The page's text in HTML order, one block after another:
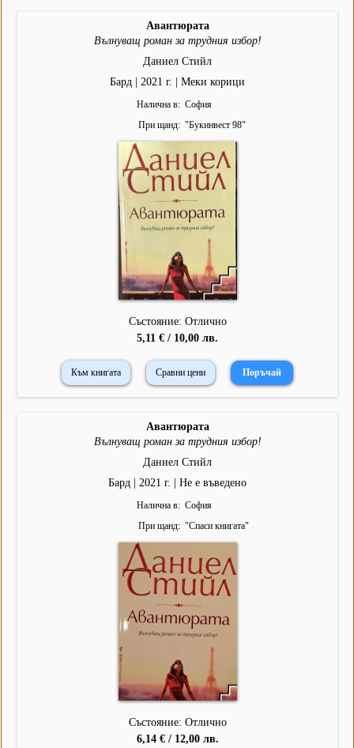
Авантюрата
Вълнуващ роман за трудния избор!
Даниел Стийл
Бард | 2021 г. | Меки корици
Налична в
София
При щанд
"Букинвест 98"
Състояние: Отлично
5,11 € / 10,00 лв.
Към книгата Сравни цени
Авантюрата
Вълнуващ роман за трудния избор!
Даниел Стийл
Бард | 2021 г. | Не е въведено
Налична в
София
При щанд
"Спаси книгата"
Състояние: Отлично
6,14 € / 12,00 лв.